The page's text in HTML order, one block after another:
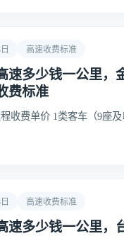
高速收费标准
速多少钱一公里，
费标准
收费单价 1类客车（9座及
高速收费标准
速多少钱一公里，